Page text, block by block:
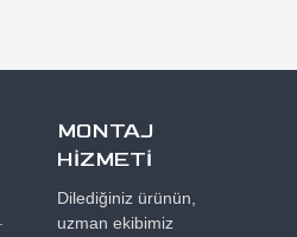
MONTAJ
HİZMETİ
Dilediğiniz ürünün,
uzman ekibimiz